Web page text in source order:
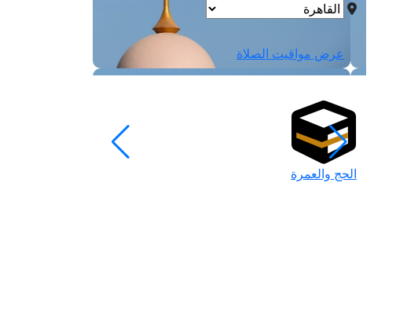
عرض مواقيت الصلاة
الحج والعمرة